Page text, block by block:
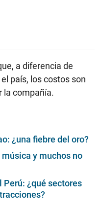
¿una fiebre del oro?
y muchos no